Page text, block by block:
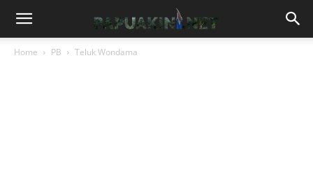
Home PB Teluk Wondama